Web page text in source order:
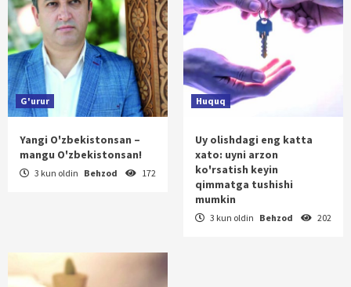
G'urur
Yangi O'zbekistonsan –
mangu O'zbekistonsan!
3 kun oldin Behzod 172
Huquq
Uy olishdagi eng katta
xato: uyni arzon
ko'rsatish keyin
qimmatga tushishi
mumkin
3 kun oldin Behzod 202